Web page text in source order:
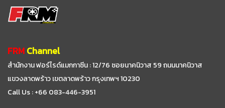
FRMChannel
สำนักงาน ฟอร์ไรด์แมกกาซีน : 12/76 ซอยนาคนิวาส 59ถนนนาคนิวาส
แขวงลาดพร้าว เขตลาดพร้าว กรุงเทพฯ 10230
Call Us : +66 083-446-3951